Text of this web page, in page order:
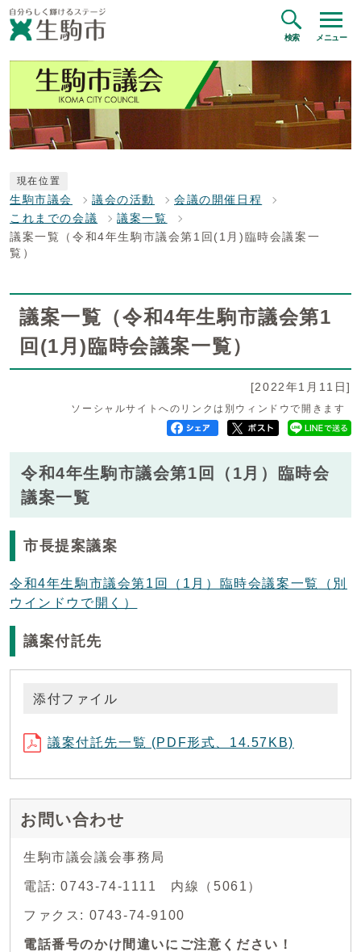
検索 メニュー
現在位置
生駒市議会 議会の活動
会議の開催日程
これまでの会議
議案一覧
議案一覧（令和4年生駒市議会第1回(1月)臨時会議案一
覧）
議案一覧（令和4年生駒市議会第1
回(1月)臨時会議案一覧）
[2022年1月11日]
ソーシャルサイトへのリンクは別ウィンドウで開きます
令和4年生駒市議会第1回（1月）臨時会
議案一覧
市長提案議案
令和4年生駒市議会第1回（1月）臨時会議案一覧
（別
ウインドウで開く）
議案付託先
添付ファイル
議案付託先一覧 (PDF形式、14.57KB)
お問い合わせ
生駒市議会議会事務局
電話: 0743-74-1111 内線（5061）
ファクス: 0743-74-9100
電話番号のかけ間違いにご注意ください！